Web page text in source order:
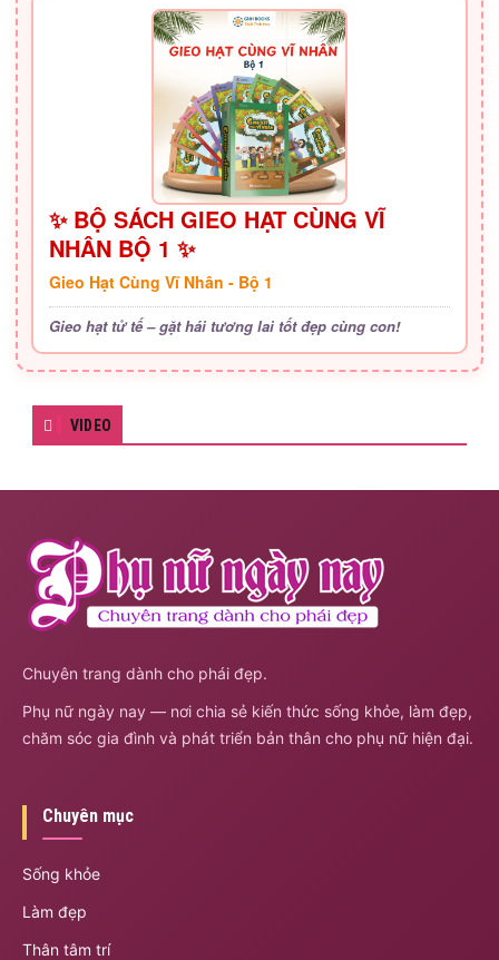
✨ BỘ SÁCH GIEO HẠT CÙNG VĨ
NHÂN BỘ 1 ✨
Gieo Hạt Cùng Vĩ Nhân - Bộ 1
Gieo hạt tử tế – gặt hái tương lai tốt đẹp cùng con!
VIDEO
Chuyên trang dành cho phái đẹp.
Phụ nữ ngày nay — nơi chia sẻ kiến thức sống khỏe, làm đẹp,
chăm sóc gia đình và phát triển bản thân cho phụ nữ hiện đại.
Chuyên mục
Sống khỏe
Làm đẹp
Thân tâm trí